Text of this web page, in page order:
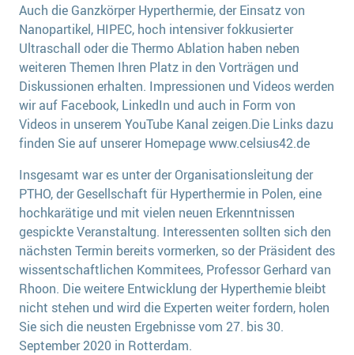
Auch die Ganzkörper Hyperthermie, der Einsatz von
Nanopartikel, HIPEC, hoch intensiver fokkusierter
Ultraschall oder die Thermo Ablation haben neben
weiteren Themen Ihren Platz in den Vorträgen und
Diskussionen erhalten. Impressionen und Videos werden
wir auf Facebook, LinkedIn und auch in Form von
Videos in unserem YouTube Kanal zeigen.Die Links dazu
finden Sie auf unserer Homepage www.celsius42.de
Insgesamt war es unter der Organisationsleitung der
PTHO, der Gesellschaft für Hyperthermie in Polen, eine
hochkarätige und mit vielen neuen Erkenntnissen
gespickte Veranstaltung. Interessenten sollten sich den
nächsten Termin bereits vormerken, so der Präsident des
wissentschaftlichen Kommitees, Professor Gerhard van
Rhoon. Die weitere Entwicklung der Hyperthemie bleibt
nicht stehen und wird die Experten weiter fordern, holen
Sie sich die neusten Ergebnisse vom 27. bis 30.
September 2020 in Rotterdam.